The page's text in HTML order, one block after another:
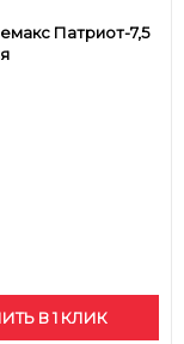
Патриот-7,5
В 1 КЛИК